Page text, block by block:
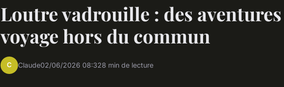
Loutre vadrouille : des
voyage hors du commun
C Claude02/06/2026 08:328 min de lecture